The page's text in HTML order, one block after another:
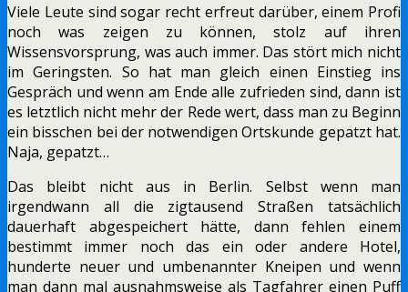
Viele Leute sind sogar recht erfreut darüber, einem Profi
noch was zeigen zu können, stolz auf ihren
Wissensvorsprung, was auch immer. Das stört mich nicht
im Geringsten. So hat man gleich einen Einstieg ins
Gespräch und wenn am Ende alle zufrieden sind, dann ist
es letztlich nicht mehr der Rede wert, dass man zu Beginn
ein bisschen bei der notwendigen Ortskunde gepatzt hat.
Naja, gepatzt…
Das bleibt nicht aus in Berlin. Selbst wenn man
irgendwann all die zigtausend Straßen tatsächlich
dauerhaft abgespeichert hätte, dann fehlen einem
bestimmt immer noch das ein oder andere Hotel,
hunderte neuer und umbenannter Kneipen und wenn
man dann mal ausnahmsweise als Tagfahrer einen Puff